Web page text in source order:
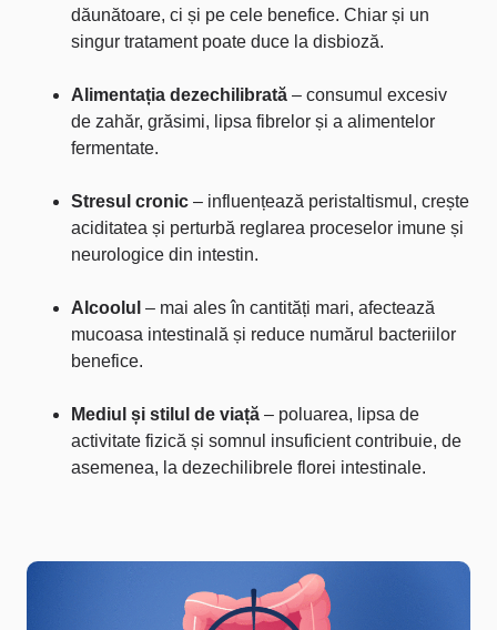
dăunătoare, ci și pe cele benefice. Chiar și un
singur tratament poate duce la disbioză.
Alimentația dezechilibrată – consumul excesiv
de zahăr, grăsimi, lipsa fibrelor și a alimentelor
fermentate.
Stresul cronic – influențează peristaltismul, crește
aciditatea și perturbă reglarea proceselor imune și
neurologice din intestin.
Alcoolul – mai ales în cantități mari, afectează
mucoasa intestinală și reduce numărul bacteriilor
benefice.
Mediul și stilul de viață – poluarea, lipsa de
activitate fizică și somnul insuficient contribuie, de
asemenea, la dezechilibrele florei intestinale.